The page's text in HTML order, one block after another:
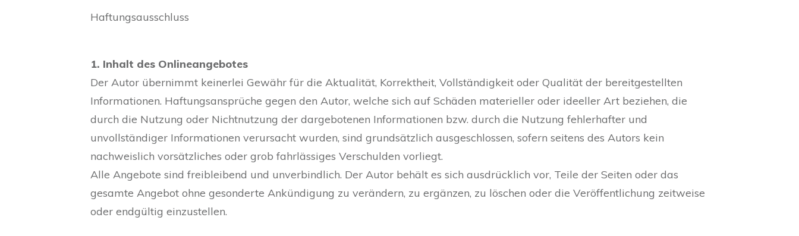
Haftungsausschluss
1. Inhalt des Onlineangebotes
Der Autor übernimmt keinerlei Gewähr für die Aktualität, Korrektheit, Vollständigkeit oder Qualität der bereitgestellten
Informationen. Haftungsansprüche gegen den Autor, welche sich auf Schäden materieller oder ideeller Art beziehen, die
durch die Nutzung oder Nichtnutzung der dargebotenen Informationen bzw. durch die Nutzung fehlerhafter und
unvollständiger Informationen verursacht wurden, sind grundsätzlich ausgeschlossen, sofern seitens des Autors kein
nachweislich vorsätzliches oder grob fahrlässiges Verschulden vorliegt.
Alle Angebote sind freibleibend und unverbindlich. Der Autor behält es sich ausdrücklich vor, Teile der Seiten oder das
gesamte Angebot ohne gesonderte Ankündigung zu verändern, zu ergänzen, zu löschen oder die Veröffentlichung zeitweise
oder endgültig einzustellen.